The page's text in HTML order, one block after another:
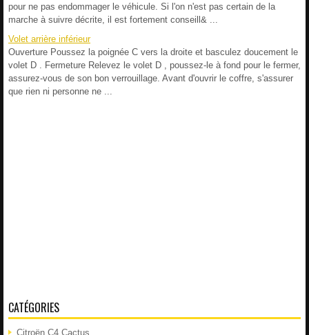
pour ne pas endommager le véhicule. Si l'on n'est pas certain de la
marche à suivre décrite, il est fortement conseill& ...
Volet arrière inférieur
Ouverture Poussez la poignée C vers la droite et basculez doucement le
volet D . Fermeture Relevez le volet D , poussez-le à fond pour le fermer,
assurez-vous de son bon verrouillage. Avant d'ouvrir le coffre, s'assurer
que rien ni personne ne ...
CATÉGORIES
Citroën C4 Cactus